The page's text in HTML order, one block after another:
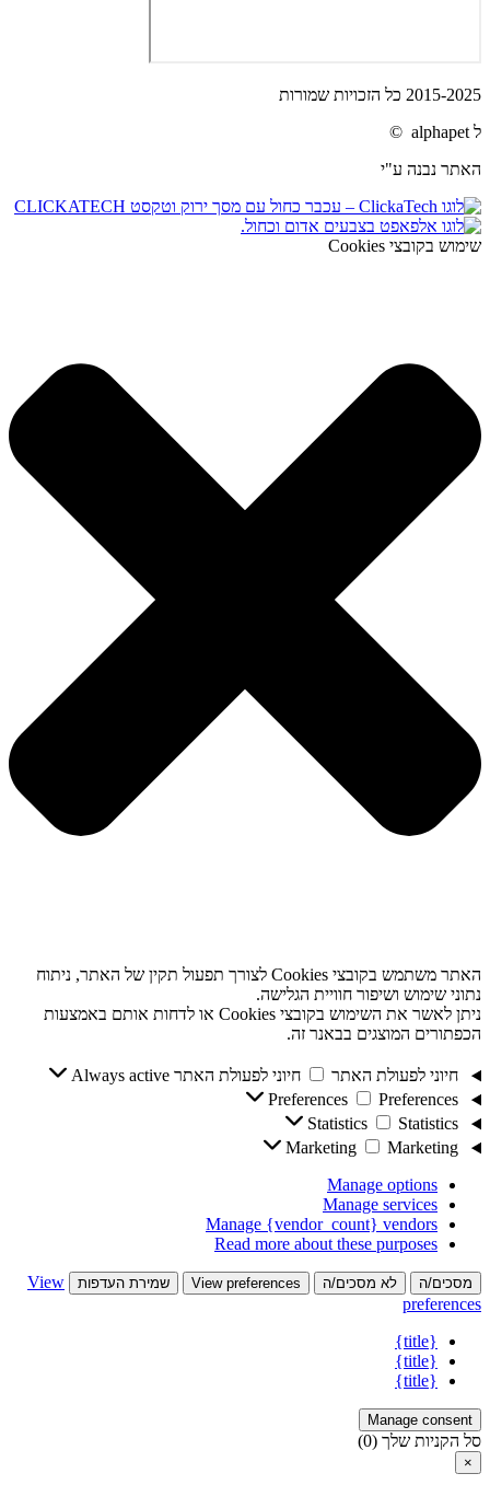
2015-2025 כל הזכויות שמורות
ל alphapet ©
האתר נבנה ע"י
שימוש בקובצי Cookies
האתר משתמש בקובצי Cookies לצורך תפעול תקין של האתר, ניתוח
נתוני שימוש ושיפור חוויית הגלישה.
ניתן לאשר את השימוש בקובצי Cookies או לדחות אותם באמצעות
הכפתורים המוצגים בבאנר זה.
חיוני לפעולת האתר חיוני לפעולת האתר Always active
Preferences
Preferences
Statistics
Statistics
Marketing
Marketing
Manage options
Manage services
Manage {vendor_count} vendors
Read more about these purposes
מסכים/ה לא מסכים/ה View preferences שמירת העדפות
View
preferences
{title}
{title}
{title}
Manage consent
סל הקניות שלך (0)
×